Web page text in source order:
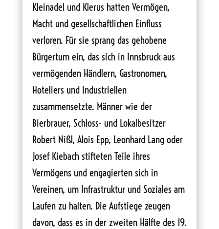
Kleinadel und Klerus hatten Vermögen,
Macht und gesellschaftlichen Einfluss
verloren. Für sie sprang das gehobene
Bürgertum ein, das sich in Innsbruck aus
vermögenden Händlern, Gastronomen,
Hoteliers und Industriellen
zusammensetzte. Männer wie der
Bierbrauer, Schloss- und Lokalbesitzer
Robert Nißl, Alois Epp, Leonhard Lang oder
Josef Kiebach stifteten Teile ihres
Vermögens und engagierten sich in
Vereinen, um Infrastruktur und Soziales am
Laufen zu halten. Die Aufstiege zeugen
davon, dass es in der zweiten Hälfte des 19.